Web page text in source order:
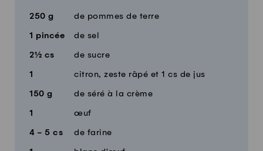
250 g de pommes de terre
1 pincée de sel
2½ cs de sucre
1 citron, zeste râpé et 1 cs de jus
150 g de séré à la crème
1 œuf
4 - 5 cs de farine